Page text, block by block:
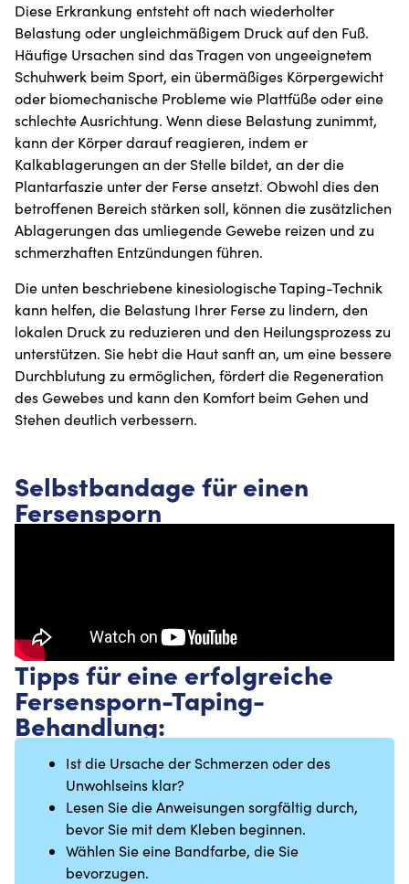
Diese Erkrankung entsteht oft nach wiederholter
Belastung oder ungleichmäßigem Druck auf den Fuß.
Häufige Ursachen sind das Tragen von ungeeignetem
Schuhwerk beim Sport, ein übermäßiges Körpergewicht
oder biomechanische Probleme wie Plattfüße oder eine
schlechte Ausrichtung. Wenn diese Belastung zunimmt,
kann der Körper darauf reagieren, indem er
Kalkablagerungen an der Stelle bildet, an der die
Plantarfaszie unter der Ferse ansetzt. Obwohl dies den
betroffenen Bereich stärken soll, können die zusätzlichen
Ablagerungen das umliegende Gewebe reizen und zu
schmerzhaften Entzündungen führen.
Die unten beschriebene kinesiologische Taping-Technik
kann helfen, die Belastung Ihrer Ferse zu lindern, den
lokalen Druck zu reduzieren und den Heilungsprozess zu
unterstützen. Sie hebt die Haut sanft an, um eine bessere
Durchblutung zu ermöglichen, fördert die Regeneration
des Gewebes und kann den Komfort beim Gehen und
Stehen deutlich verbessern.
Selbstbandage für einen
Fersensporn
Tipps für eine erfolgreiche
Fersensporn-Taping-
Behandlung:
Ist die Ursache der Schmerzen oder des
Unwohlseins klar?
Lesen Sie die Anweisungen sorgfältig durch,
bevor Sie mit dem Kleben beginnen.
Wählen Sie eine Bandfarbe, die Sie
bevorzugen.